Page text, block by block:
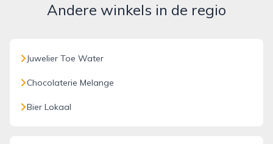
Andere winkels in de regio
Juwelier Toe Water
Chocolaterie Melange
Bier Lokaal